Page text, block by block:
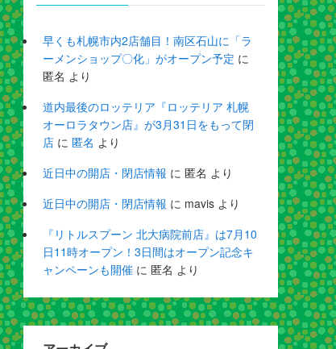
早くも札幌市内2店舗目！南区石山に「ラ
ーメンショップ〇化」がオープン予定 に
匿名 より
道内最後のロッテリア『ロッテリア 札幌
オーロラタウン店』が3月31日をもって閉
店 に 匿名 より
近日中の開店・閉店情報 に 匿名 より
近日中の開店・閉店情報 に mavis より
『リトルスプーン 北大病院前店』は7月10
日11時オープン！3日間はオープン記念キ
ャンペーンも開催 に 匿名 より